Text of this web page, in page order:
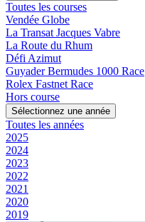
Toutes les courses
Vendée Globe
La Transat Jacques Vabre
La Route du Rhum
Défi Azimut
Guyader Bermudes 1000 Race
Rolex Fastnet Race
Hors course
Sélectionnez une année
Toutes les années
2025
2024
2023
2022
2021
2020
2019